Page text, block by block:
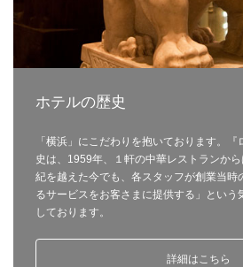
ホテルの歴史
「横浜」にこだわりを抱いております。
史は、1959年、１軒の中華レストランか
紀を越えた今でも、各スタッフが創業当時
るサービスをお客さまに提供する」という
しております。
詳細はこちら